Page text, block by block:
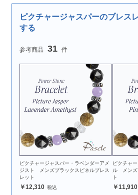
ピクチャージャスパーのブレス
する
31
ピクチャージャスパー・ラベンダーアメ
ジスト メンズブラックスピネルブレス
レット
12,310
ピクチャ
ル メンズ
ト
11,910